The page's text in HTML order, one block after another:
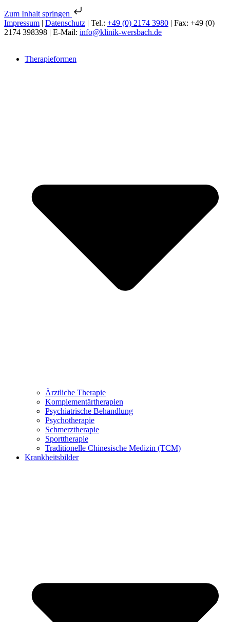
Zum Inhalt springen
Impressum | Datenschutz | Tel.: +49 (0) 2174 3980 | Fax: +49 (0)
2174 398398 | E-Mail: info@klinik-wersbach.de
Therapieformen
Ärztliche Therapie
Komplementärtherapien
Psychiatrische Behandlung
Psychotherapie
Schmerztherapie
Sporttherapie
Traditionelle Chinesische Medizin (TCM)
Krankheitsbilder